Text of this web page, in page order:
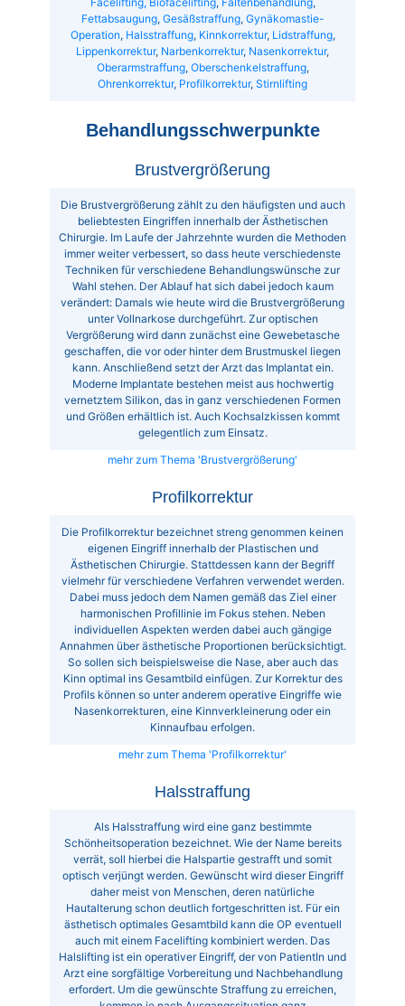
Fettabsaugung, Gesäßstraffung, Gynäkomastie-
Operation, Halsstraffung, Kinnkorrektur, Lidstraffung,
Lippenkorrektur, Narbenkorrektur, Nasenkorrektur,
Oberarmstraffung, Oberschenkelstraffung,
Ohrenkorrektur, Profilkorrektur, Stirnlifting
Behandlungsschwerpunkte
Brustvergrößerung
Die Brustvergrößerung zählt zu den häufigsten und auch
beliebtesten Eingriffen innerhalb der Ästhetischen
Chirurgie. Im Laufe der Jahrzehnte wurden die Methoden
immer weiter verbessert, so dass heute verschiedenste
Techniken für verschiedene Behandlungswünsche zur
Wahl stehen. Der Ablauf hat sich dabei jedoch kaum
verändert: Damals wie heute wird die Brustvergrößerung
unter Vollnarkose durchgeführt. Zur optischen
Vergrößerung wird dann zunächst eine Gewebetasche
geschaffen, die vor oder hinter dem Brustmuskel liegen
kann. Anschließend setzt der Arzt das Implantat ein.
Moderne Implantate bestehen meist aus hochwertig
vernetztem Silikon, das in ganz verschiedenen Formen
und Größen erhältlich ist. Auch Kochsalzkissen kommt
gelegentlich zum Einsatz.
mehr zum Thema 'Brustvergrößerung'
Profilkorrektur
Die Profilkorrektur bezeichnet streng genommen keinen
eigenen Eingriff innerhalb der Plastischen und
Ästhetischen Chirurgie. Stattdessen kann der Begriff
vielmehr für verschiedene Verfahren verwendet werden.
Dabei muss jedoch dem Namen gemäß das Ziel einer
harmonischen Profillinie im Fokus stehen. Neben
individuellen Aspekten werden dabei auch gängige
Annahmen über ästhetische Proportionen berücksichtigt.
So sollen sich beispielsweise die Nase, aber auch das
Kinn optimal ins Gesamtbild einfügen. Zur Korrektur des
Profils können so unter anderem operative Eingriffe wie
Nasenkorrekturen, eine Kinnverkleinerung oder ein
Kinnaufbau erfolgen.
mehr zum Thema 'Profilkorrektur'
Halsstraffung
Als Halsstraffung wird eine ganz bestimmte
Schönheitsoperation bezeichnet. Wie der Name bereits
verrät, soll hierbei die Halspartie gestrafft und somit
optisch verjüngt werden. Gewünscht wird dieser Eingriff
daher meist von Menschen, deren natürliche
Hautalterung schon deutlich fortgeschritten ist. Für ein
ästhetisch optimales Gesamtbild kann die OP eventuell
auch mit einem Facelifting kombiniert werden. Das
Halslifting ist ein operativer Eingriff, der von PatientIn und
Arzt eine sorgfältige Vorbereitung und Nachbehandlung
erfordert. Um die gewünschte Straffung zu erreichen,